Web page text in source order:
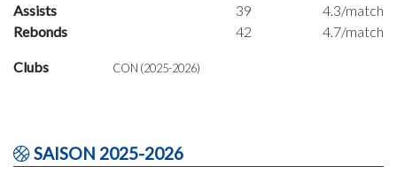
Assists
39
4.3/match
Rebonds
42 4.7/match
Clubs CON (2025-2026)
SAISON 2025-2026